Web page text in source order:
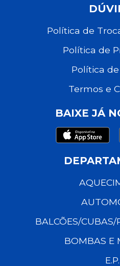
Política de
Política de
Política
Termos e
BAIXE JÁ
BALCÕES/CUBAS/
BOMBAS E